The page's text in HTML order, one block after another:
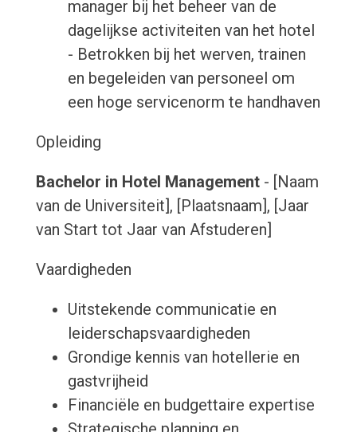
manager bij het beheer van de
dagelijkse activiteiten van het hotel
- Betrokken bij het werven, trainen
en begeleiden van personeel om
een hoge servicenorm te handhaven
Opleiding
Bachelor in Hotel Management- [Naam
van de Universiteit], [Plaatsnaam], [Jaar
van Start tot Jaar van Afstuderen]
Vaardigheden
Uitstekende communicatie en
leiderschapsvaardigheden
Grondige kennis van hotellerie en
gastvrijheid
Financiële en budgettaire expertise